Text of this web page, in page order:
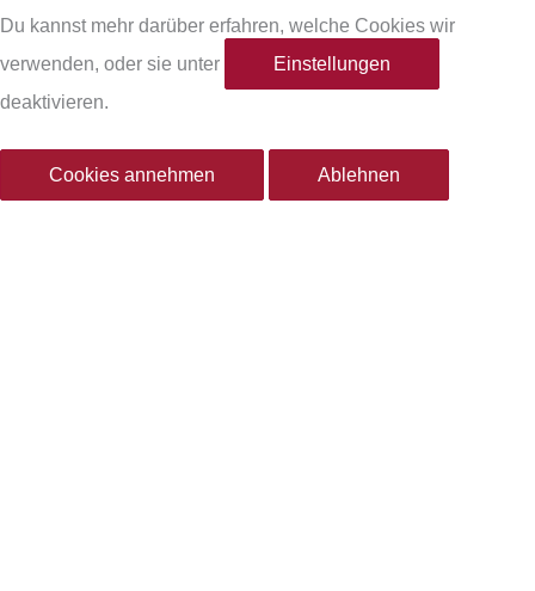
e
b
o
o
Du kannst mehr darüber erfahren, welche Cookies wir
verwenden, oder sie unter
Einstellungen
deaktivieren.
Cookies annehmen Ablehnen